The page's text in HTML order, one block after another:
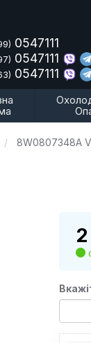
0547111
0547111
0547111
8W0807348A